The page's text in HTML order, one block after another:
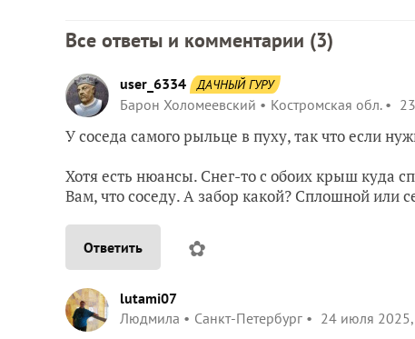
Все ответы и комментарии (3)
user_6334 ДАЧНЫЙ ГУРУ
Барон Холомеевский Костромская обл.
У соседа самого рыльце в пуху, так что если
Хотя есть нюансы. Снег-то с обоих крыш куда
Вам, что соседу. А забор какой? Сплошной или
Ответить ✿
lutami07
Людмила
Санкт-Петербург 24 июля